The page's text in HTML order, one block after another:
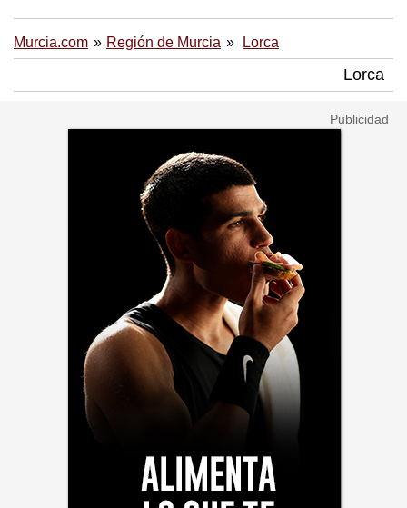
Murcia.com Región de Murcia Lorca
Lorca